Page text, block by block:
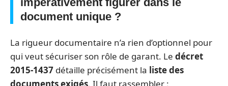
document unique ?
La rigueur documentaire n’a rien d’optionnel pour
qui veut sécuriser son rôle de garant. Le décret
2015-1437 détaille précisément la liste des
documents exigés. Il faut rassembler :